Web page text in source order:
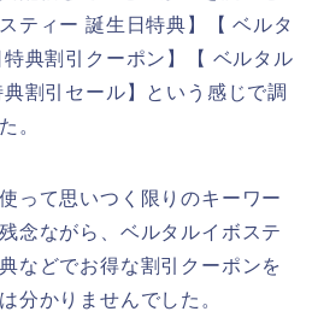
ティー 誕生日特典】【 ベルタ
典割引クーポン】【 ベルタル
割引セール】という感じで調
。
って思いつく限りのキーワー
念ながら、ベルタルイボステ
などでお得な割引クーポンを
分かりませんでした。